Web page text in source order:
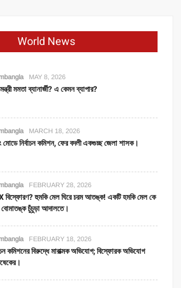
World News
MAY 8, 2026
মমতা ব্যানার্জী? এ কেমন ব্যাপার?
MARCH 18, 2026
মোডে নির্বাচন কমিশন, ফের বদলী একগুচ্ছ জেলা শাসক।
FEBRUARY 28, 2026
বিস্ফোরণ? হুমকি মেল ঘিরে চরম আতঙ্ক! একটি হমকি মেল কে
বোমাতঙ্ক চুঁচুড়া আদালতে।
FEBRUARY 18, 2026
কমিশনের বিরুদ্ধে মারাত্মক অভিযোগ; বিস্ফোরক অভিযোগ